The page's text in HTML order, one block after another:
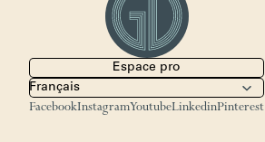
Espace pro
FacebookInstagramYoutubeLinkedinPinterest